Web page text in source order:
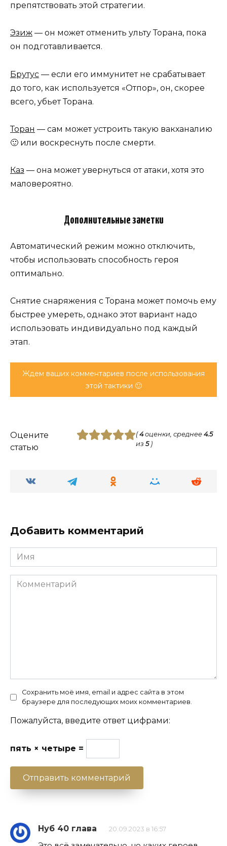
препятствовать этой стратегии.
Эзиж — он может отменить ульту Торана, пока
он подготавливается.
Брутус — если его иммунитет не срабатывает
до того, как используется «Отпор», он, скорее
всего, убьет Торана.
Торан — сам может устроить такую вакханалию
🙂 или воскреснуть после смерти.
Каз — она может увернуться от атаки, хотя это
маловероятно.
Дополнительные заметки
Автоматический режим можно отключить,
чтобы использовать способность героя
оптимально.
Снятие снаряжения с Торана может помочь ему
быстрее умереть, однако этот вариант надо
использовать индивидуально под каждый
этап.
Ждем ваших комментариев после использования
этой тактики 🙂
Оцените
статью
(4оценки, среднее4.5
из5)
Добавить комментарий
Имя
Комментарий
Сохранить моё имя, email и адрес сайта в этом
браузере для последующих моих комментариев.
Пожалуйста, введите ответ цифрами:
пять × четыре =
Нуб 40 глава 20.09.2023 в 16:57